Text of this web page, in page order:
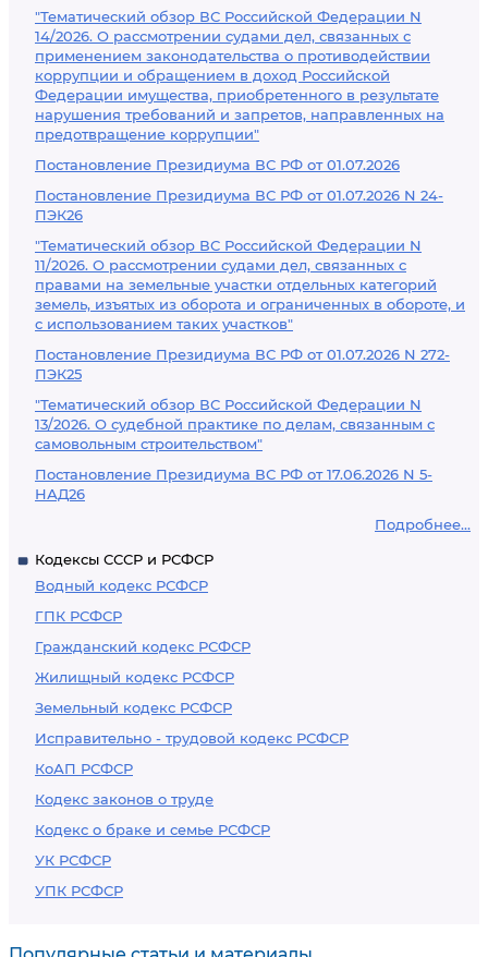
"Тематический обзор ВС Российской Федерации N
14/2026. О рассмотрении судами дел, связанных с
применением законодательства о противодействии
коррупции и обращением в доход Российской
Федерации имущества, приобретенного в результате
нарушения требований и запретов, направленных на
предотвращение коррупции"
Постановление Президиума ВС РФ от 01.07.2026
Постановление Президиума ВС РФ от 01.07.2026 N 24-
ПЭК26
"Тематический обзор ВС Российской Федерации N
11/2026. О рассмотрении судами дел, связанных с
правами на земельные участки отдельных категорий
земель, изъятых из оборота и ограниченных в обороте, и
с использованием таких участков"
Постановление Президиума ВС РФ от 01.07.2026 N 272-
ПЭК25
"Тематический обзор ВС Российской Федерации N
13/2026. О судебной практике по делам, связанным с
самовольным строительством"
Постановление Президиума ВС РФ от 17.06.2026 N 5-
НАД26
Подробнее...
Кодексы СССР и РСФСР
Водный кодекс РСФСР
ГПК РСФСР
Гражданский кодекс РСФСР
Жилищный кодекс РСФСР
Земельный кодекс РСФСР
Исправительно - трудовой кодекс РСФСР
КоАП РСФСР
Кодекс законов о труде
Кодекс о браке и семье РСФСР
УК РСФСР
УПК РСФСР